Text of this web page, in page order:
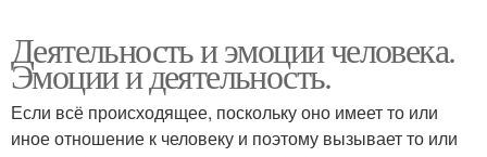
Деятельность и эмоции человека.
Эмоции и деятельность.
Если всё происходящее, поскольку оно имеет то или
иное отношение к человеку и поэтому вызывает то или